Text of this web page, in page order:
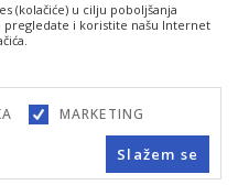
SE
(kolačiće) u cilju poboljšanja
pregledate i koristite našu Internet
MARKETING
Slažem se